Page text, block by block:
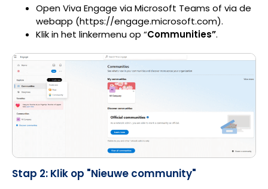
Open Viva Engage via Microsoft Teams of via de
webapp (https://engage.microsoft.com).
Klik in het linkermenu op “Communities”.
Stap 2: Klik op "Nieuwe community"